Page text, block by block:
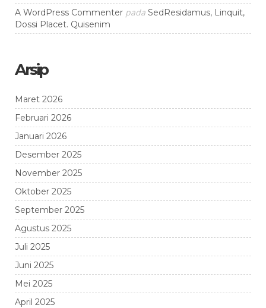
A WordPress Commenter pada SedResidamus, Linquit,
Dossi Placet. Quisenim
Arsip
Maret 2026
Februari 2026
Januari 2026
Desember 2025
November 2025
Oktober 2025
September 2025
Agustus 2025
Juli 2025
Juni 2025
Mei 2025
April 2025